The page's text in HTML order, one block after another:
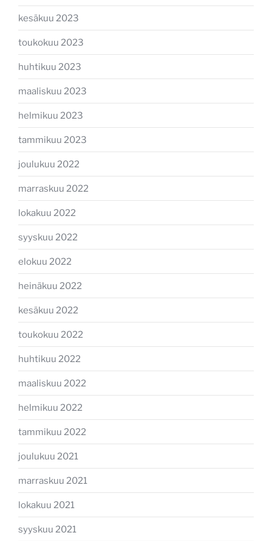
kesäkuu 2023
toukokuu 2023
huhtikuu 2023
maaliskuu 2023
helmikuu 2023
tammikuu 2023
joulukuu 2022
marraskuu 2022
lokakuu 2022
syyskuu 2022
elokuu 2022
heinäkuu 2022
kesäkuu 2022
toukokuu 2022
huhtikuu 2022
maaliskuu 2022
helmikuu 2022
tammikuu 2022
joulukuu 2021
marraskuu 2021
lokakuu 2021
syyskuu 2021